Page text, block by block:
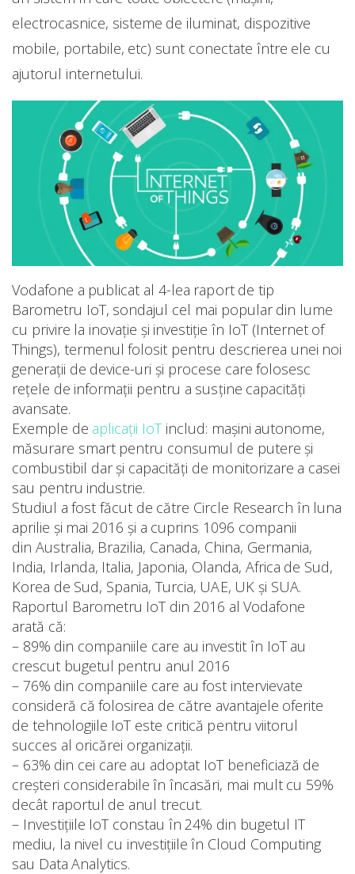
electrocasnice, sisteme de iluminat, dispozitive
mobile, portabile, etc) sunt conectate între ele cu
ajutorul internetului.
Vodafone a publicat al 4-lea raport de tip
Barometru IoT, sondajul cel mai popular din lume
cu privire la inovație și investiție în IoT (Internet of
Things), termenul folosit pentru descrierea unei noi
generații de device-uri și procese care folosesc
rețele de informații pentru a susține capacități
avansate.
Exemple de aplicații IoT includ: mașini autonome,
măsurare smart pentru consumul de putere și
combustibil dar și capacități de monitorizare a casei
sau pentru industrie.
Studiul a fost făcut de către Circle Research în luna
aprilie și mai 2016 și a cuprins 1096 companii
din Australia, Brazilia, Canada, China, Germania,
India, Irlanda, Italia, Japonia, Olanda, Africa de Sud,
Korea de Sud, Spania, Turcia, UAE, UK și SUA.
Raportul Barometru IoT din 2016 al Vodafone
arată că:
– 89% din companiile care au investit în IoT au
crescut bugetul pentru anul 2016
– 76% din companiile care au fost intervievate
consideră că folosirea de către avantajele oferite
de tehnologiile IoT este critică pentru viitorul
succes al oricărei organizații.
– 63% din cei care au adoptat IoT beneficiază de
creșteri considerabile în încasări, mai mult cu 59%
decât raportul de anul trecut.
– Investițiile IoT constau în 24% din bugetul IT
mediu, la nivel cu investițiile în Cloud Computing
sau Data Analytics.